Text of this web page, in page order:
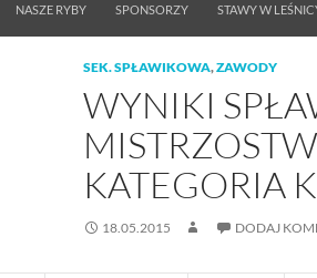
NASZE RYBY SPONSORZY STAWY W
SEK. SPŁAWIKOWA,ZAWODY
WYNIKI
KATEGORIA
18.05.2015 DODAJ